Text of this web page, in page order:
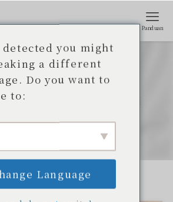
Panduan
yang
lama ditunggu-
di hotel-hotel di
Okinawa!
terbaru
detected you might
a different
Do you want to
to:
Language